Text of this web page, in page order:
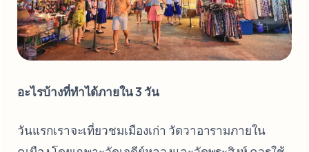
อะไรบ้างที่ทำได้ภายใน 3 วัน
วันแรกเราจะเที่ยวชมเมืองเก่า วัดวาอารามภายใน